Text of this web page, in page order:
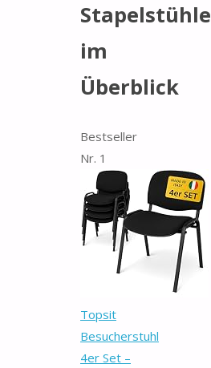
Stapelstühle
im
Überblick
Bestseller
Nr. 1
Topsit
Besucherstuhl
4er Set –